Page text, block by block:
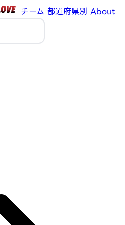
チーム 都道府県別 About